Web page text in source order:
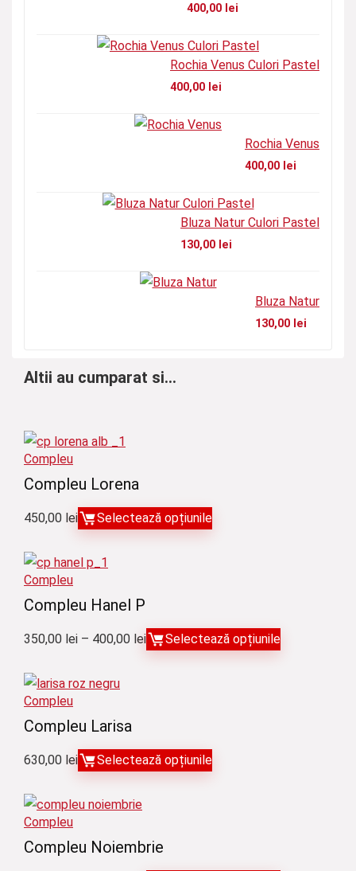
400,00 lei
Rochia Venus Culori Pastel
400,00 lei
Rochia Venus
400,00 lei
Bluza Natur Culori Pastel
130,00 lei
Bluza Natur
130,00 lei
Altii au cumparat si...
Compleu
Compleu Lorena
450,00 lei Selectează opțiunile
Compleu
Compleu Hanel P
350,00 lei – 400,00 leiInterval
la
400,00 lei
Selectează opțiunile
Compleu
Compleu Larisa
630,00 lei Selectează opțiunile
Compleu
Compleu Noiembrie